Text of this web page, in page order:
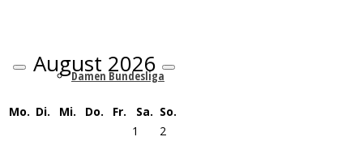
Damen Bundesliga
August 2026
Mo. Di. Mi. Do. Fr. Sa. So.
1
2